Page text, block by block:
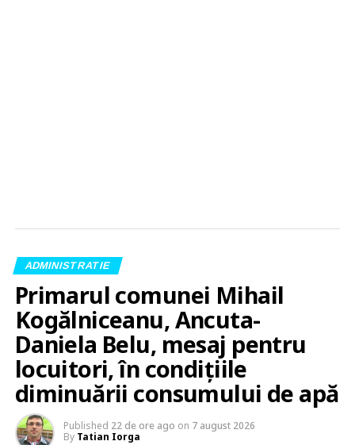
ADMINISTRATIE
Primarul comunei Mihail
Kogălniceanu, Ancuta-
Daniela Belu, mesaj pentru
locuitori, în condițiile
diminuării consumului de apă
Published 22 de ore ago on 7 august 2026
By Tatian Iorga